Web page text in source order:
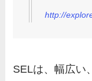
http://
SELは、幅広い、